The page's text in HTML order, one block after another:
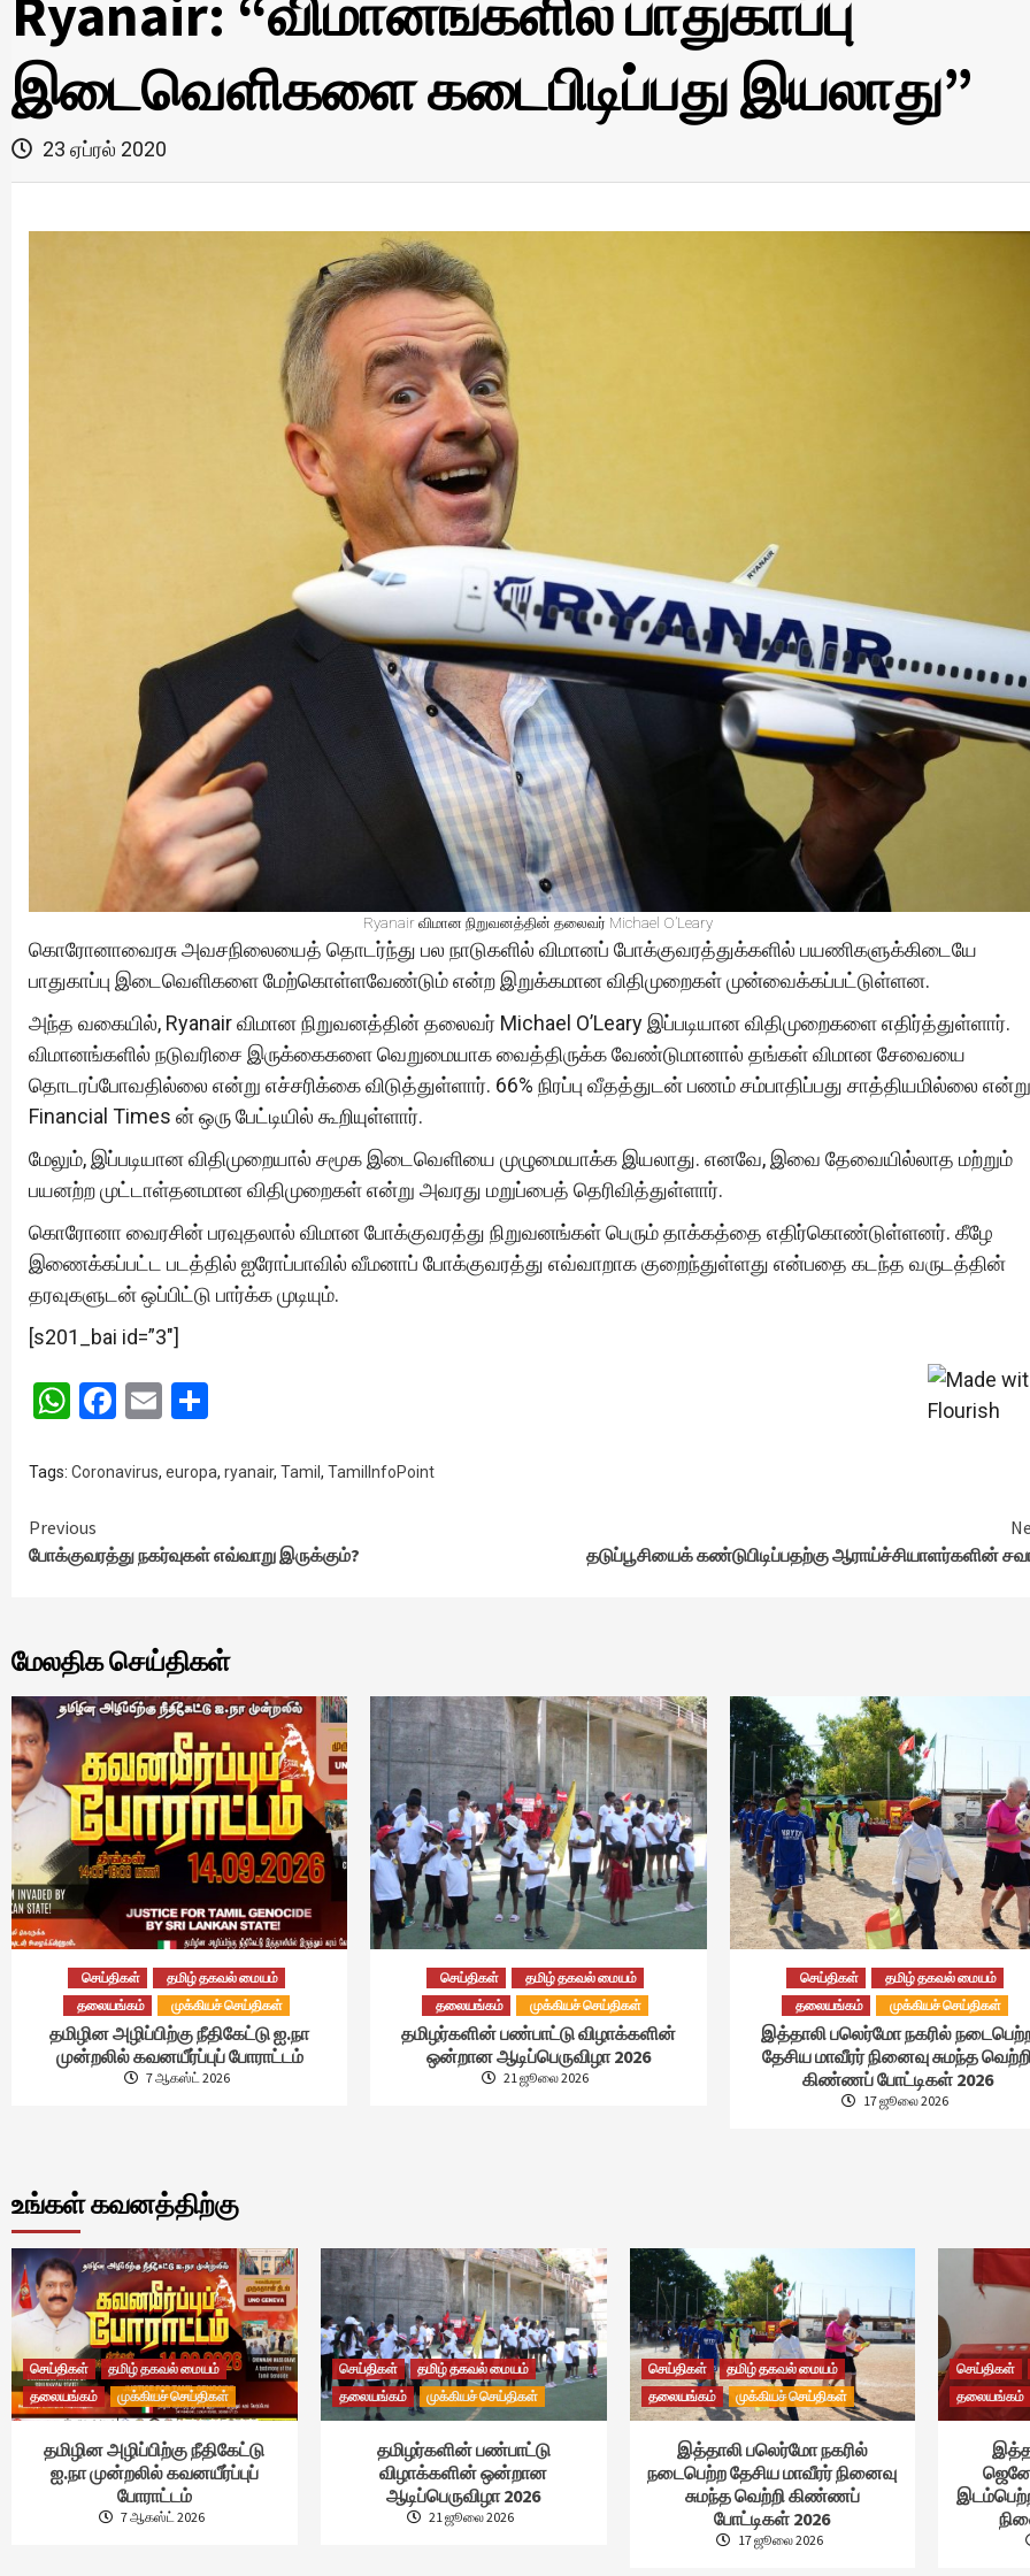
Ryanair: “விமானங்களில் பாதுகாப்பு
இடைவெளிகளை கடைபிடிப்பது இயலாது”
23 ஏப்ரல் 2020
Ryanair விமான நிறுவனத்தின் தலைவர் Michael O’Leary
கொரோனாவைரசு அவசநிலையைத் தொடர்ந்து பல நாடுகளில் விமானப் போக்குவரத்துக்களில் பயணிகளுக்கிடையே
பாதுகாப்பு இடைவெளிகளை மேற்கொள்ளவேண்டும் என்ற இறுக்கமான விதிமுறைகள் முன்வைக்கப்பட்டுள்ளன.
அந்த வகையில், Ryanair விமான நிறுவனத்தின் தலைவர் Michael O’Leary இப்படியான விதிமுறைகளை எதிர்த்துள்ளார்.
விமானங்களில் நடுவரிசை இருக்கைகளை வெறுமையாக வைத்திருக்க வேண்டுமானால் தங்கள் விமான சேவையை
தொடரப்போவதில்லை என்று எச்சரிக்கை விடுத்துள்ளார். 66% நிரப்பு வீதத்துடன் பணம் சம்பாதிப்பது சாத்தியமில்லை என்று
Financial Times ன் ஒரு பேட்டியில் கூறியுள்ளார்.
மேலும், இப்படியான விதிமுறையால் சமூக இடைவெளியை முழுமையாக்க இயலாது. எனவே, இவை தேவையில்லாத மற்றும்
பயனற்ற முட்டாள்தனமான விதிமுறைகள் என்று அவரது மறுப்பைத் தெரிவித்துள்ளார்.
கொரோனா வைரசின் பரவுதலால் விமான போக்குவரத்து நிறுவனங்கள் பெரும் தாக்கத்தை எதிர்கொண்டுள்ளனர். கீழே
இணைக்கப்பட்ட படத்தில் ஐரோப்பாவில் வீமனாப் போக்குவரத்து எவ்வாறாக குறைந்துள்ளது என்பதை கடந்த வருடத்தின்
தரவுகளுடன் ஒப்பிட்டு பார்க்க முடியும்.
[s201_bai id=”3″]
WhatsApp
Facebook
Email
Tags: Coronavirus, europa, ryanair, Tamil, TamilInfoPoint
Continue
Reading
Previous
போக்குவரத்து நகர்வுகள் எவ்வாறு இருக்கும்?
தடுப்பூசியைக் கண்டுபிடிப்பதற்கு ஆராய்ச்சியாளர்களின்
மேலதிக செய்திகள்
செய்திகள்
தமிழ் தகவல் மையம்
தலையங்கம்
முக்கியச் செய்திகள்
தமிழின அழிப்பிற்கு நீதிகேட்டு ஐ.நா
முன்றலில் கவனயீர்ப்புப் போராட்டம்
7 ஆகஸ்ட் 2026
செய்திகள்
தமிழ் தகவல் மையம்
தலையங்கம்
முக்கியச் செய்திகள்
தமிழர்களின் பண்பாட்டு விழாக்களின்
ஒன்றான ஆடிப்பெருவிழா 2026
21 ஜூலை 2026
செய்திகள்
தமிழ் தகவல் மையம்
தலையங்கம்
முக்கியச் செய்திகள்
இத்தாலி பலெர்மோ நகரில்
தேசிய மாவீரர் நினைவு சுமந்த
கிண்ணப் போட்டிகள் 2026
17 ஜூலை 2026
உங்கள் கவனத்திற்கு
செய்திகள்
தமிழ் தகவல் மையம்
தலையங்கம்
முக்கியச் செய்திகள்
தமிழின அழிப்பிற்கு நீதிகேட்டு
ஐ.நா முன்றலில் கவனயீர்ப்புப்
போராட்டம்
7 ஆகஸ்ட் 2026
செய்திகள்
தமிழ் தகவல் மையம்
தலையங்கம்
முக்கியச் செய்திகள்
தமிழர்களின் பண்பாட்டு
விழாக்களின் ஒன்றான
ஆடிப்பெருவிழா 2026
21 ஜூலை 2026
செய்திகள்
தமிழ் தகவல் மையம்
தலையங்கம்
முக்கியச் செய்திகள்
இத்தாலி பலெர்மோ நகரில்
நடைபெற்ற தேசிய மாவீரர் நினைவு
சுமந்த வெற்றி கிண்ணப்
போட்டிகள் 2026
17 ஜூலை 2026
செய்திகள்
தலையங்கம்